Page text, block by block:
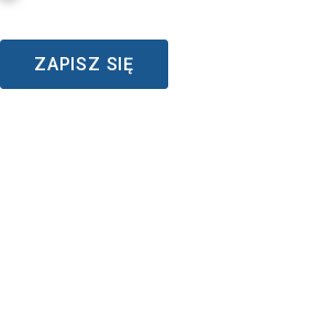
ZAPISZ SIĘ